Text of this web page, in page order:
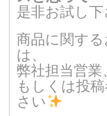
是非お試し
商品に関す
は、
弊社担当営業、
もしくは投
さい